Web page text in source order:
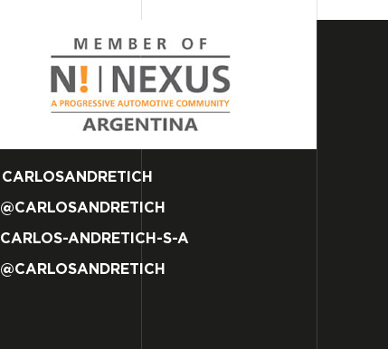
CARLOSANDRETICH
@CARLOSANDRETICH
CARLOS-ANDRETICH-S-A
@CARLOSANDRETICH